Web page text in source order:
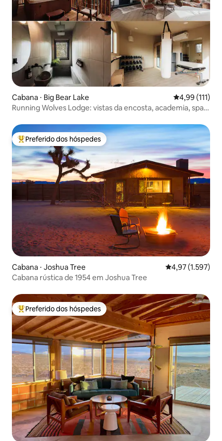
Cabana ⋅ Big Bear Lake 4,99 de uma
4,99 (111)
Running Wolves Lodge: vistas da encosta, academia, spa,
Entre os melhores preferidos dos hóspedes
Preferido dos hóspedes
Cabana ⋅ Joshua Tree 4,97 de uma
4,97 (1.597)
Cabana rústica de 1954 em Joshua Tree
Entre os melhores preferidos dos hóspedes
Preferido dos hóspedes